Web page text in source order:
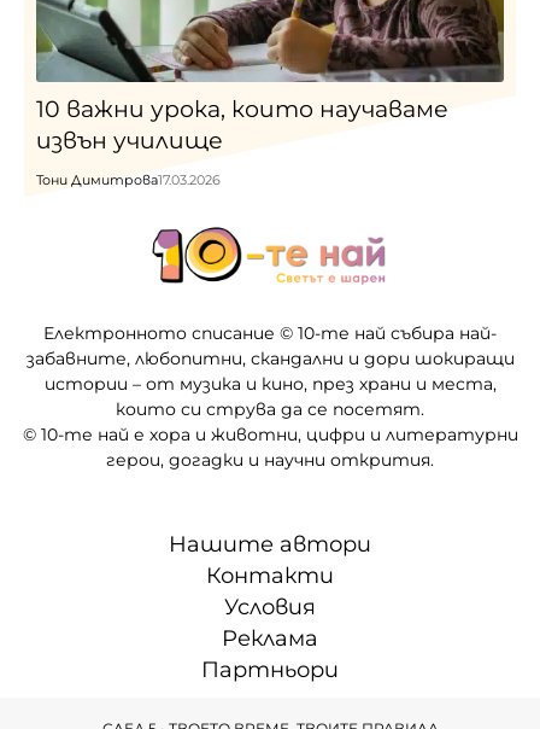
10 важни урока, които научаваме
извън училище
Тони Димитрова17.03.2026
Електронното списание © 10-те най събира най-
забавните, любопитни, скандални и дори шокиращи
истории – от музика и кино, през храни и места,
които си струва да се посетят.
© 10-те най е хора и животни, цифри и литературни
герои, догадки и научни открития.
Нашите автори
Контакти
Условия
Реклама
Партньори